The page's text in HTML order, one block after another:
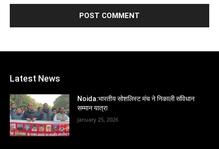
Latest News
Noida:भारतीय सोशलिस्ट मंच ने निकाली संविधान
सम्मान यात्रा
January 25, 2026